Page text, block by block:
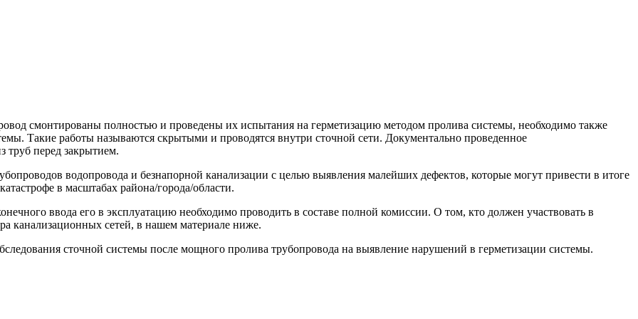
смонтированы полностью и проведены их испытания на герметизацию методом пролива системы, необходимо также
Такие работы называются скрытыми и проводятся внутри сточной сети. Документально проведенное
труб перед закрытием.
водопровода и безнапорной канализации с целью выявления малейших дефектов, которые могут привести в итоге
в масштабах района/города/области.
ввода его в эксплуатацию необходимо проводить в составе полной комиссии. О том, кто должен участвовать в
канализационных сетей, в нашем материале ниже.
сточной системы после мощного пролива трубопровода на выявление нарушений в герметизации системы.